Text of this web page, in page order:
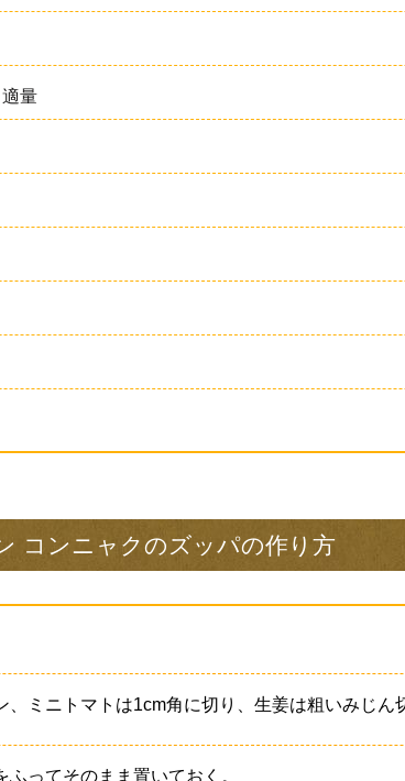
量
コンニャクのズッパの作り方
、ミニトマトは1cm角に切り、生姜は粗いみじん
ふってそのまま置いておく。